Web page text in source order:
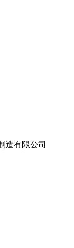
造有限公司